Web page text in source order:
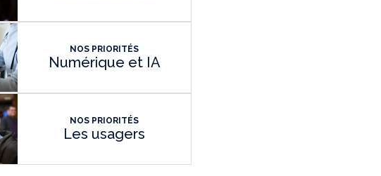
NOS PRIORITÉS
Numérique et IA
NOS PRIORITÉS
Les usagers